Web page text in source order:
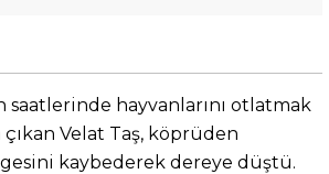
hayvanlarını otlatmak
Velat Taş, köprüden
kaybederek dereye düştü.